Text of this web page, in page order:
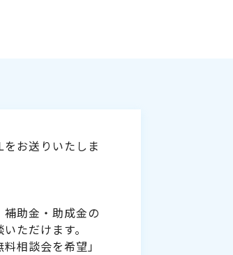
お送りいたしま
助金・助成金の
ただけます。
相談会を希望」